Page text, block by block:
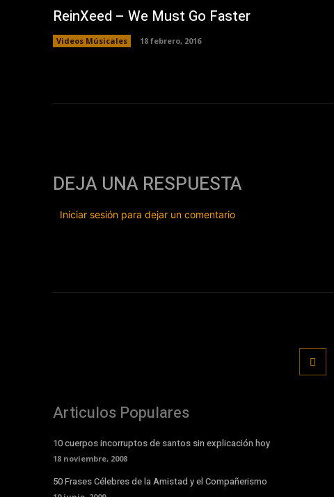
ReinXeed – We Must Go Faster
Videos Músicales 18 febrero, 2016
DEJA UNA RESPUESTA
Iniciar sesión para dejar un comentario
Articulos Populares
10 cuerpos incorruptos de santos sin explicación hoy
18 noviembre, 2008
50 Frases Célebres de la Amistad y el Compañerismo